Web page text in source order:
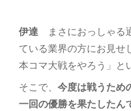
伊達 まさにおっしゃる
ている業界の方にお見せ
本コマ大戦をやろう」と
そこで、 今度は戦うため
一回の優勝を果たしたん